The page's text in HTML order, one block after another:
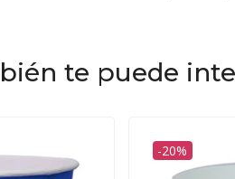
te puede
-20%